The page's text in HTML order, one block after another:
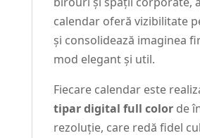
calendar oferă vizibilitate
și consolidează imaginea
mod elegant și util.
Fiecare calendar este
tipar digital full colorde
rezoluție, care redă fidel